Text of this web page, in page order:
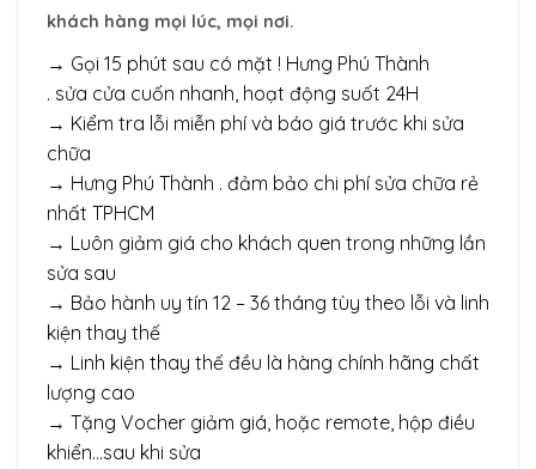
khách hàng mọi lúc, mọi nơi.
→ Gọi 15 phút sau có mặt ! Hưng Phú Thành
. sửa cửa cuốn nhanh, hoạt động suốt 24H
→ Kiểm tra lỗi miễn phí và báo giá trước khi sửa
chữa
→ Hưng Phú Thành . đảm bảo chi phí sửa chữa rẻ
nhất TPHCM
→ Luôn giảm giá cho khách quen trong những lần
sửa sau
→ Bảo hành uy tín 12 – 36 tháng tùy theo lỗi và linh
kiện thay thế
→ Linh kiện thay thế đều là hàng chính hãng chất
lượng cao
→ Tặng Vocher giảm giá, hoặc remote, hộp điều
khiển…sau khi sửa